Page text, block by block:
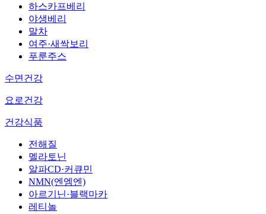
하스카프베리
야생베리
말차
여주·새싹보리
푸룬주스
수면건강
요로건강
건강식품
전해질
멜라토닌
알파CD·커큐민
NMN(엔엠엔)
아르기닌·블랙마카
레티놀